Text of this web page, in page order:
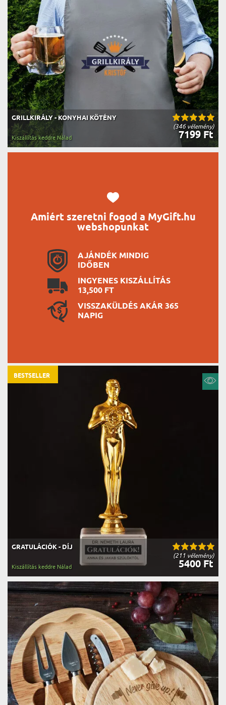
(346 vélemény)
GRILLKIRÁLY - KONYHAI KÖTÉNY
7199 Ft
Kiszállítás keddre Nálad
Amiért szeretni fogod a MyGift.hu
webshopunkat
AJÁNDÉK MINDIG
IDŐBEN
INGYENES KISZÁLLÍTÁS
13,500 FT
VISSZAKÜLDÉS AKÁR 365
NAPIG
(211 vélemény)
GRATULÁCIÓK - DÍJ
5400 Ft
Kiszállítás keddre Nálad
BESTSELLER